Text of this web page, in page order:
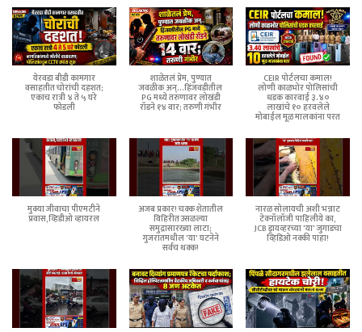
येरवडा बीडी कामगार
वसाहतीत चोरांची दहशत;
एकाच रात्री ४ ते ५ घरे
फोडली
शाळेतलं प्रेम, पुण्यात
जवळीक अन्...हिंजवडीतील
PG मध्ये तरुणावर लोखंडी
रॉडने १४ वार; तरुणी गंभीर
CEIR पोर्टलचा कमाल!
लोणी काळभोर पोलिसांची
धडक कारवाई ३.४०
लाखांचे १० हरवलेले
मोबाईल मूळ मालकांना परत
मुक्या जीवाचा पीएमटीने
प्रवास,व्हिडीओ व्हायरल
अजब प्रकार! चक्क शेतातील
विहिरीत उसळल्या
समुद्रासारख्या लाटा;
गुजरातमधील 'या' घटनेने
सर्वच थक्क!
नारळ सोलायची अशी भन्नाट
टेक्नॉलॉजी पाहिलीये का,
JCB ड्रायव्हरच्या 'या' जुगाडचा
व्हिडिओ नक्की पाहा!